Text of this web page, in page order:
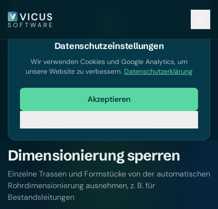
Dokumentation
Dokumentation durchsuchen
Dimensionierung sperren
Einzelne Trassen und Formstücke von der automatischen
Rohrdimensionierung ausnehmen, z. B. für
Bestandsleitungen
Datenschutzeinstellungen
Wir verwenden Cookies und Google Analytics, um
unsere Website zu verbessern. Datenschutzerklärung
Akzeptieren